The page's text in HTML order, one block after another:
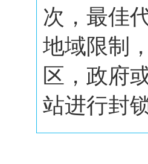
次，最佳
地域限制
区，政府
站进行封